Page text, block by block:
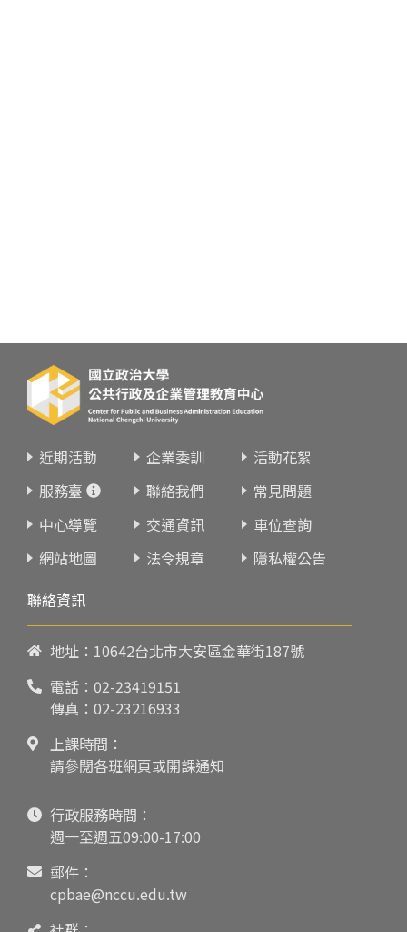
近期活動 企業委訓
活動花絮
服務臺
聯絡我們
常見問題
中心導覽
交通資訊
車位查詢
網站地圖
法令規章
隱私權公告
聯絡資訊
地址：10642台北市大安區金華街187號
電話： 02-23419151
傳真：02-23216933
上課時間：
請參閱各班網頁或開課通知
行政服務時間：
週一至週五09:00-17:00
郵件：
cpbae@nccu.edu.tw